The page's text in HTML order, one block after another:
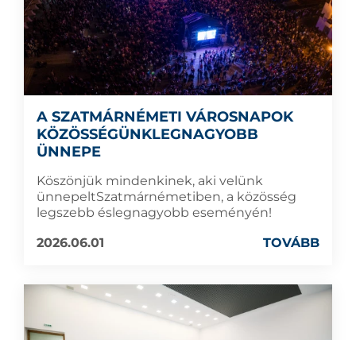
A SZATMÁRNÉMETI VÁROSNAPOK
KÖZÖSSÉGÜNKLEGNAGYOBB
ÜNNEPE
Köszönjük mindenkinek, aki velünk
ünnepeltSzatmárnémetiben, a közösség
legszebb éslegnagyobb eseményén!
2026.06.01
TOVÁBB